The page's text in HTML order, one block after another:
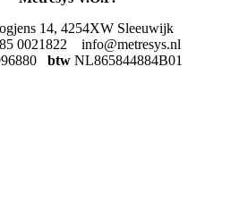
14, 4254XW Sleeuwijk
0021822 info@metresys.nl
btw NL865844884B01